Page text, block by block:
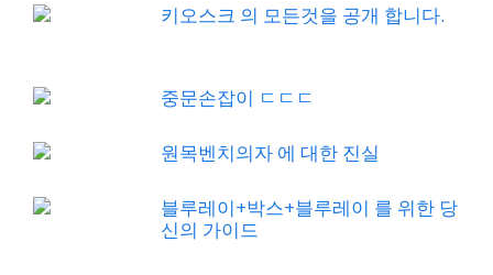
키오스크 의 모든것을 공개 합니다.
중문손잡이 ㄷㄷㄷ
원목벤치의자 에 대한 진실
블루레이+박스+블루레이 를 위한 당
신의 가이드